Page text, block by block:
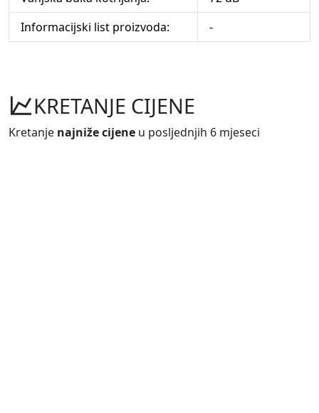
Informacijski list proizvoda:
-
KRETANJE CIJENE
Kretanje najniže cijene u posljednjih 6 mjeseci